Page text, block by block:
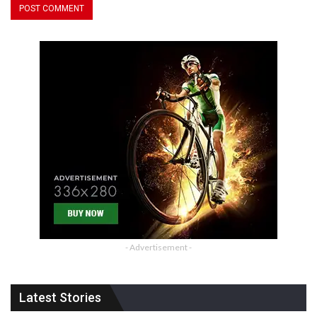
- Advertisement -
Latest Stories